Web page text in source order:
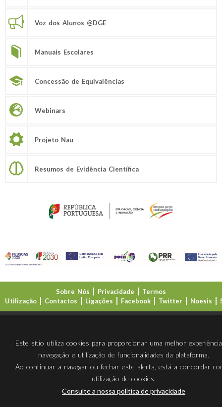
Voz dos Alunos @DGE
Manuais Escolares
Concessão de Equivalências
Webinars
Projeto Nau
Resumos de Evidência Científica
Sobre Nós Privacidade
Termos
Utilização
Contactos Ligações Facebook Twitter Noesis
Este sítio utiliza cookies para proporcionar uma melhor
navegação e utilização de funcionalidades da plataforma.
Ao continuar a navegar ou fechar este alerta, está a concordar
utilização de cookies.
Consulte a nossa política de privacidade